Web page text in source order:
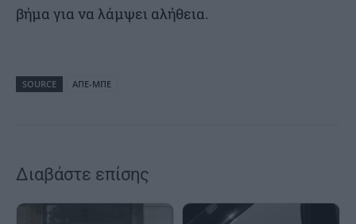
βήμα για να λάμψει αλήθεια.
SOURCE ΑΠΕ-ΜΠΕ
Διαβάστε επίσης